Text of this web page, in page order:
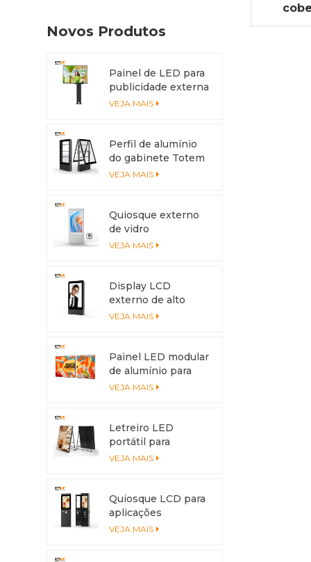
para
Novos Produtos
Painel de LED para
publicidade externa
4x3m IP56
VEJA MAIS
Perfil de alumínio
do gabinete Totem
LED anticorrosão
VEJA MAIS
Quiosque externo
de vidro
antirreflexo com
VEJA MAIS
Display LCD
externo de alto
brilho de 3500nits
dissipação de calor
VEJA MAIS
Painel LED modular
de alumínio para
exteriores –
qualquer tamanho
de instalação
VEJA MAIS
Letreiro LED
portátil para
exterior com
para comércio e
eventos
VEJA MAIS
Quiosque LCD para
aplicações
interativas,
VEJA MAIS